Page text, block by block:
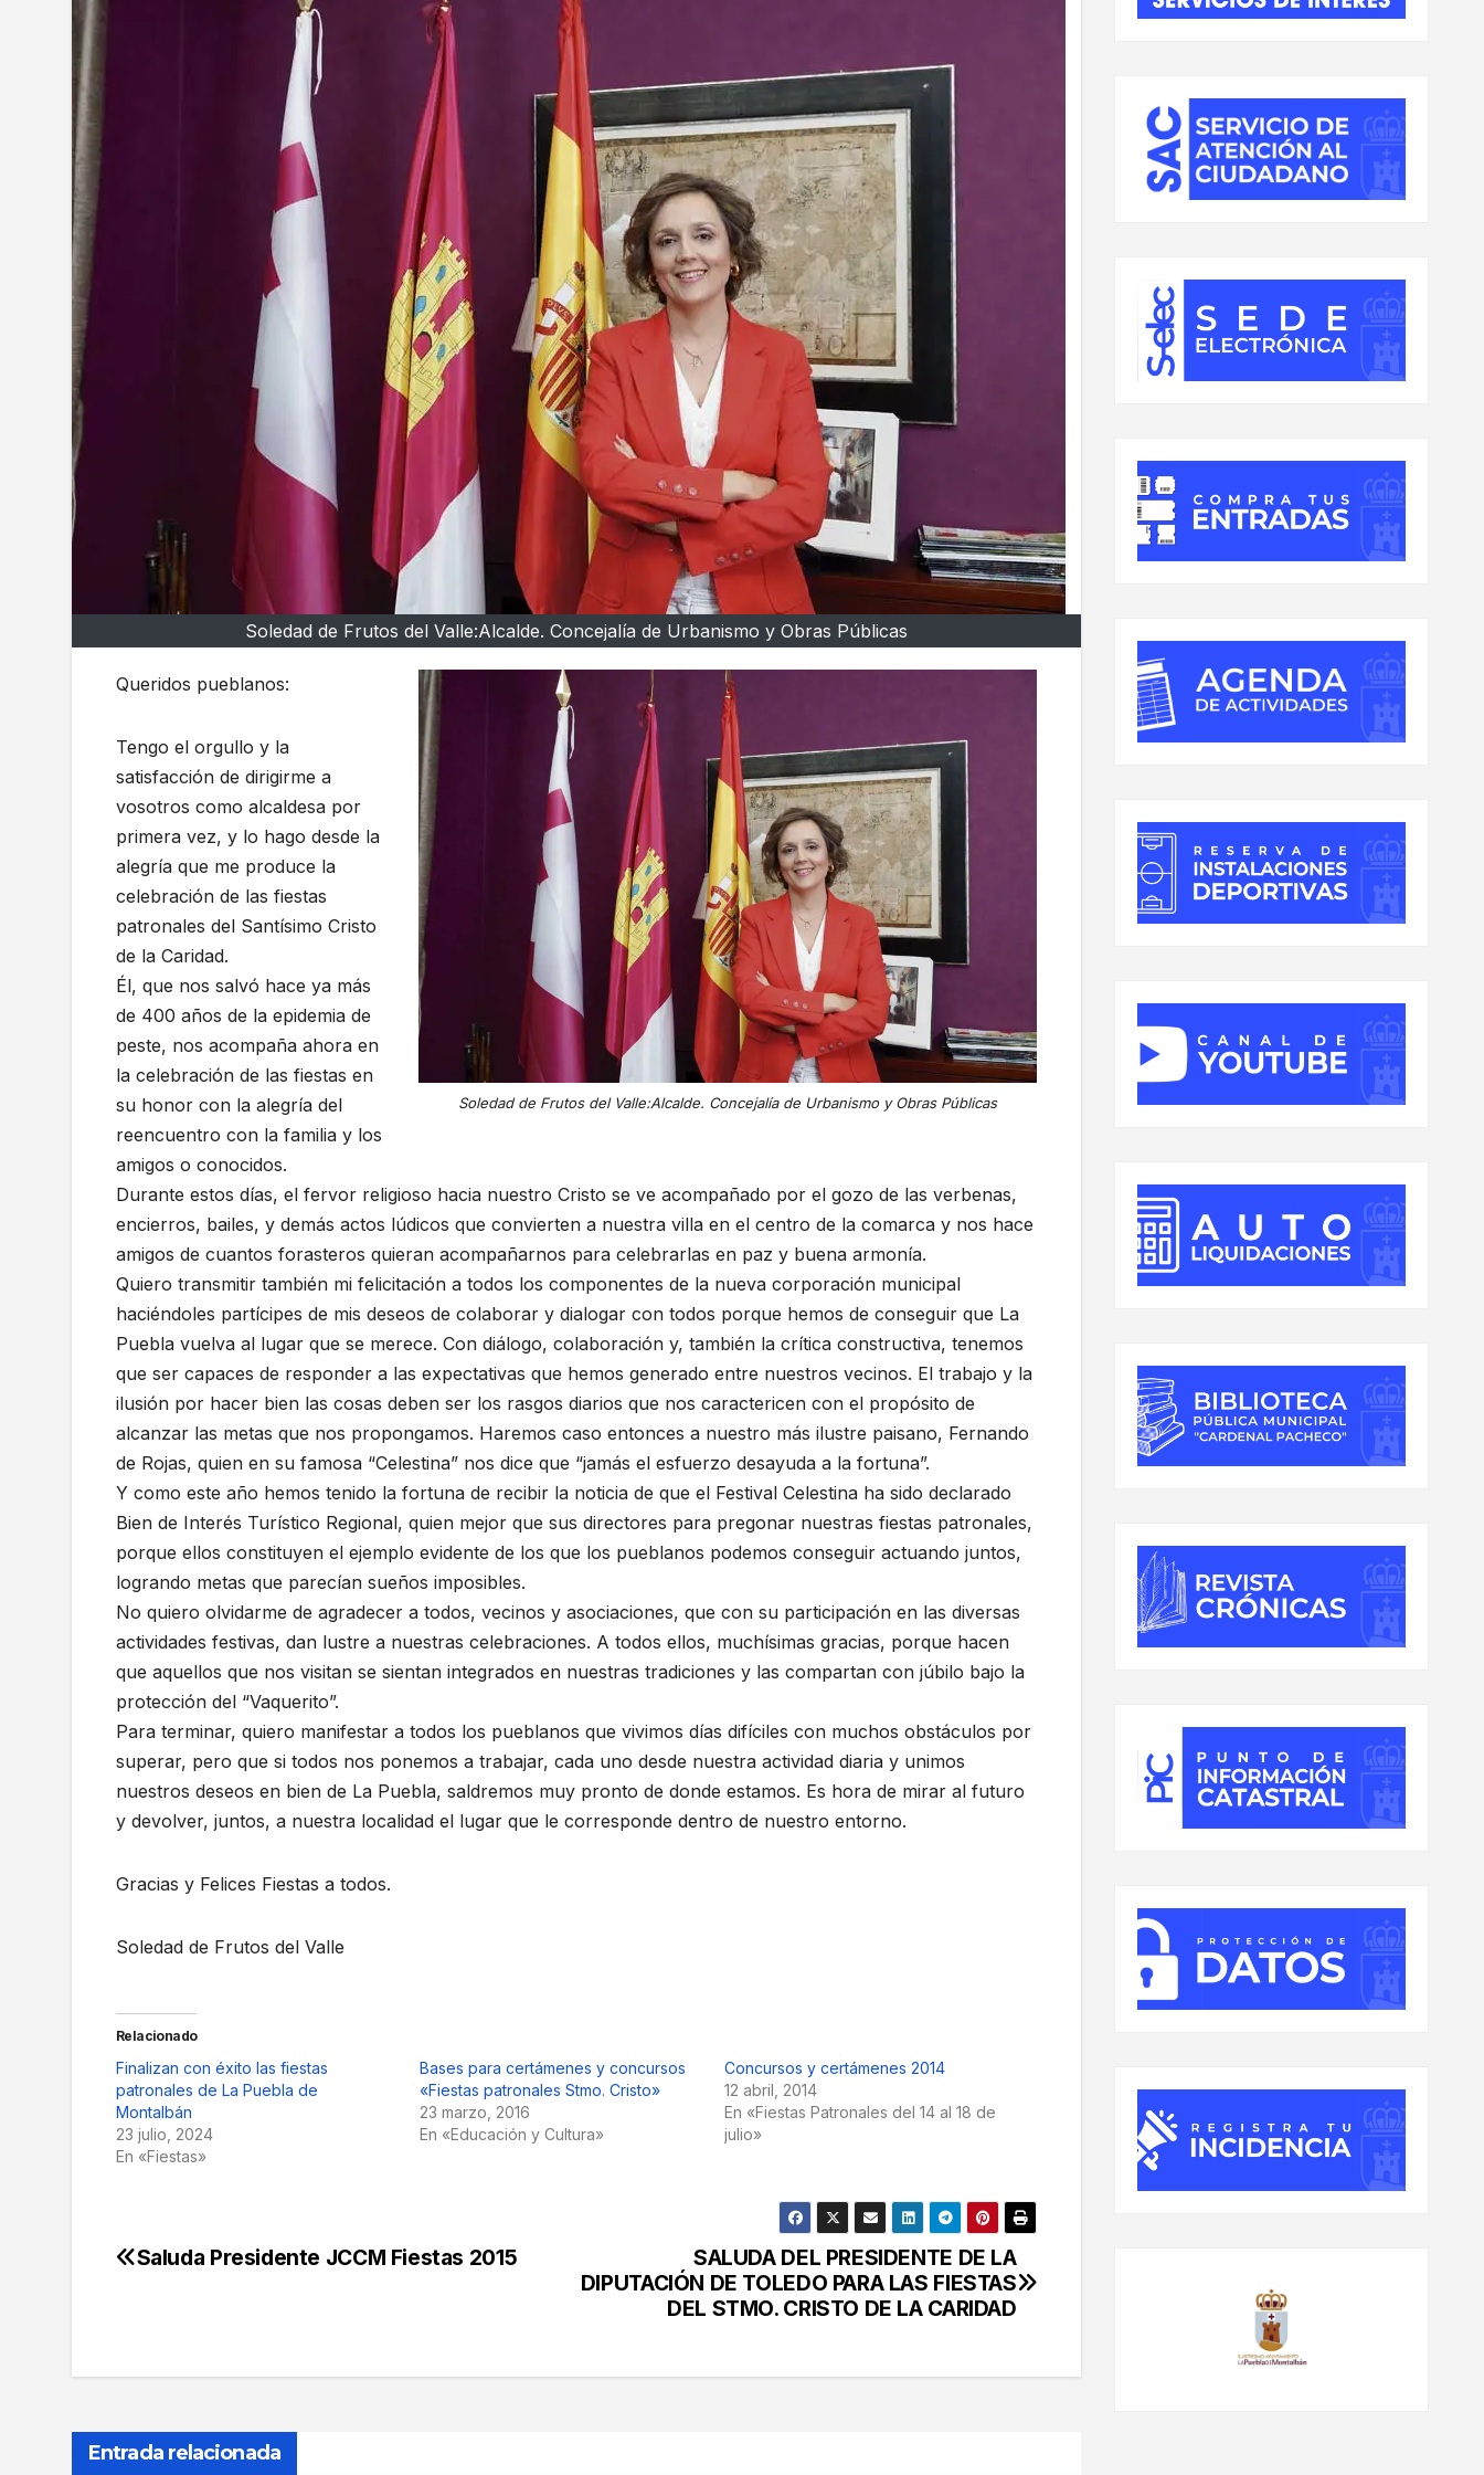
Soledad de Frutos del Valle:Alcalde. Concejalía de Urbanismo y Obras Públicas
Soledad de Frutos del Valle:Alcalde. Concejalía de Urbanismo y Obras Públicas
Queridos pueblanos:
Tengo el orgullo y la
satisfacción de dirigirme a
vosotros como alcaldesa por
primera vez, y lo hago desde la
alegría que me produce la
celebración de las fiestas
patronales del Santísimo Cristo
de la Caridad.
Él, que nos salvó hace ya más
de 400 años de la epidemia de
peste, nos acompaña ahora en
la celebración de las fiestas en
su honor con la alegría del
reencuentro con la familia y los
amigos o conocidos.
Durante estos días, el fervor religioso hacia nuestro Cristo se ve acompañado por el gozo de las verbenas,
encierros, bailes, y demás actos lúdicos que convierten a nuestra villa en el centro de la comarca y nos hace
amigos de cuantos forasteros quieran acompañarnos para celebrarlas en paz y buena armonía.
Quiero transmitir también mi felicitación a todos los componentes de la nueva corporación municipal
haciéndoles partícipes de mis deseos de colaborar y dialogar con todos porque hemos de conseguir que La
Puebla vuelva al lugar que se merece. Con diálogo, colaboración y, también la crítica constructiva, tenemos
que ser capaces de responder a las expectativas que hemos generado entre nuestros vecinos. El trabajo y la
ilusión por hacer bien las cosas deben ser los rasgos diarios que nos caractericen con el propósito de
alcanzar las metas que nos propongamos. Haremos caso entonces a nuestro más ilustre paisano, Fernando
de Rojas, quien en su famosa “Celestina” nos dice que “jamás el esfuerzo desayuda a la fortuna”.
Y como este año hemos tenido la fortuna de recibir la noticia de que el Festival Celestina ha sido declarado
Bien de Interés Turístico Regional, quien mejor que sus directores para pregonar nuestras fiestas patronales,
porque ellos constituyen el ejemplo evidente de los que los pueblanos podemos conseguir actuando juntos,
logrando metas que parecían sueños imposibles.
No quiero olvidarme de agradecer a todos, vecinos y asociaciones, que con su participación en las diversas
actividades festivas, dan lustre a nuestras celebraciones. A todos ellos, muchísimas gracias, porque hacen
que aquellos que nos visitan se sientan integrados en nuestras tradiciones y las compartan con júbilo bajo la
protección del “Vaquerito”.
Para terminar, quiero manifestar a todos los pueblanos que vivimos días difíciles con muchos obstáculos por
superar, pero que si todos nos ponemos a trabajar, cada uno desde nuestra actividad diaria y unimos
nuestros deseos en bien de La Puebla, saldremos muy pronto de donde estamos. Es hora de mirar al futuro
y devolver, juntos, a nuestra localidad el lugar que le corresponde dentro de nuestro entorno.
Gracias y Felices Fiestas a todos.
Soledad de Frutos del Valle
Relacionado
Finalizan con éxito las fiestas
patronales de La Puebla de
Montalbán
23 julio, 2024
En «Fiestas»
Bases para certámenes y concursos
«Fiestas patronales Stmo. Cristo»
23 marzo, 2016
En «Educación y Cultura»
Concursos y certámenes 2014
12 abril, 2014
En «Fiestas Patronales del 14 al 18 de
julio»
Navegación
SALUDA DEL PRESIDENTE DE LA
DIPUTACIÓN DE TOLEDO PARA LAS FIESTAS
DEL STMO. CRISTO DE LA CARIDAD
Saluda Presidente JCCM Fiestas 2015
Entrada relacionada